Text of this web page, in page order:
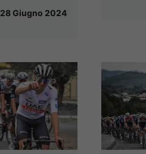
28 Giugno 2024